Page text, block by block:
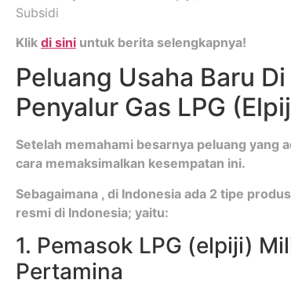
Klik di sini untuk berita selengkapnya!
Peluang Usaha Baru
Penyalur Gas LPG
Setelah memahami besarnya peluang yang
cara memaksimalkan kesempatan ini.
Sebagaimana , di Indonesia ada 2 tipe
resmi di Indonesia; yaitu:
1. Pemasok LPG (elpiji)
Pertamina